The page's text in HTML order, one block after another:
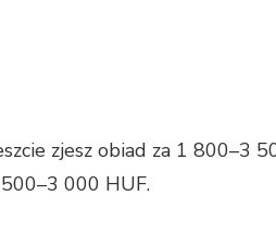
zjesz obiad za 1 800–3
000 HUF.